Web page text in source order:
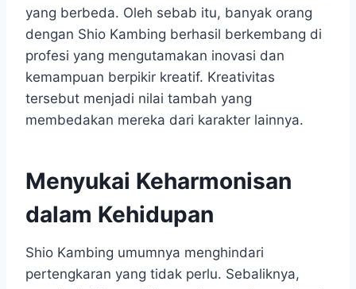
yang berbeda. Oleh sebab itu, banyak orang
dengan Shio Kambing berhasil berkembang di
profesi yang mengutamakan inovasi dan
kemampuan berpikir kreatif. Kreativitas
tersebut menjadi nilai tambah yang
membedakan mereka dari karakter lainnya.
Menyukai Keharmonisan
dalam Kehidupan
Shio Kambing umumnya menghindari
pertengkaran yang tidak perlu. Sebaliknya,